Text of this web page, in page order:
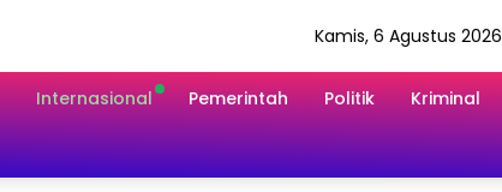
Kamis, 6 Agustus 2026
Internasional Pemerintah Politik Kriminal